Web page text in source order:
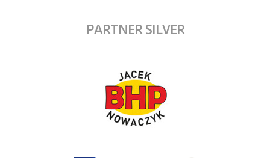
PARTNER SILVER